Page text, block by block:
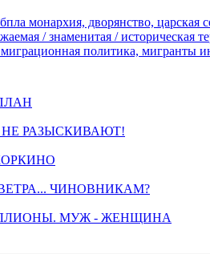
монархия, дворянство, царская
/ знаменитая / историческая
миграционная политика, мигранты
РАЗЫСКИВАЮТ!
ЧИНОВНИКАМ?
МУЖ - ЖЕНЩИНА